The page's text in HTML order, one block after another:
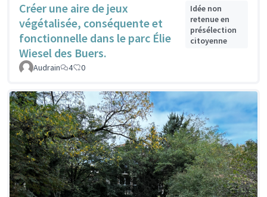
Créer une aire de jeux
végétalisée, conséquente et
fonctionnelle dans le parc Élie
Wiesel des Buers.
Idée non
retenue en
présélection
citoyenne
Audrain 4 0